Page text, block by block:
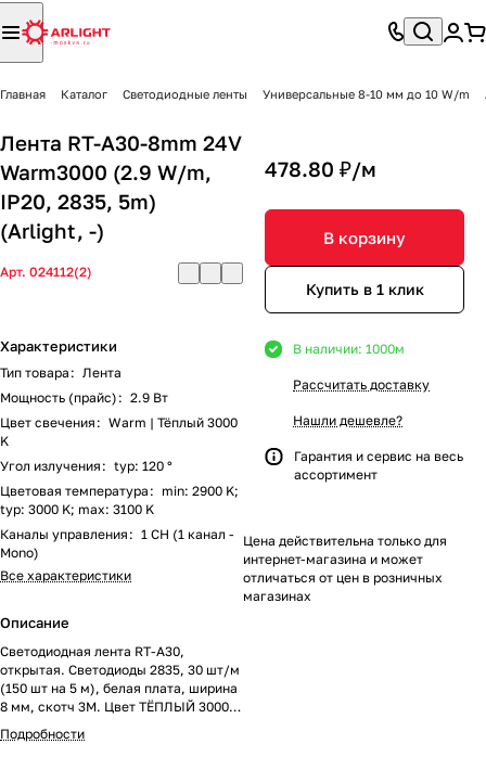
Главная Каталог Светодиодные ленты Универсальные 8-10 мм до 10 W/m
Лента RT-A30-8mm 24V
Warm3000 (2.9 W/m,
IP20, 2835, 5m)
(Arlight, -)
Арт. 024112(2)
Характеристики
Тип товара : Лента
Мощность (прайс) : 2.9 Вт
Цвет свечения : Warm | Тёплый 3000
K
Угол излучения : typ: 120 °
Цветовая температура : min: 2900 K;
typ: 3000 K; max: 3100 K
Каналы управления : 1 CH (1 канал -
Mono)
Все характеристики
Описание
Светодиодная лента RT-A30,
открытая. Светодиоды 2835, 30 шт/м
(150 шт на 5 м), белая плата, ширина
8 мм, скотч 3M. Цвет ТЁПЛЫЙ 3000
K, цветопередача CRI>85, угол 120°.
Питание 24V, мощность 2.9 Вт/м
Подробности
478.80 ₽/м
В корзину
Купить в 1 клик
В наличии: 1000м
Рассчитать доставку
Нашли дешевле?
Гарантия и сервис на весь
ассортимент
Цена действительна только для
интернет-магазина и может
отличаться от цен в розничных
магазинах